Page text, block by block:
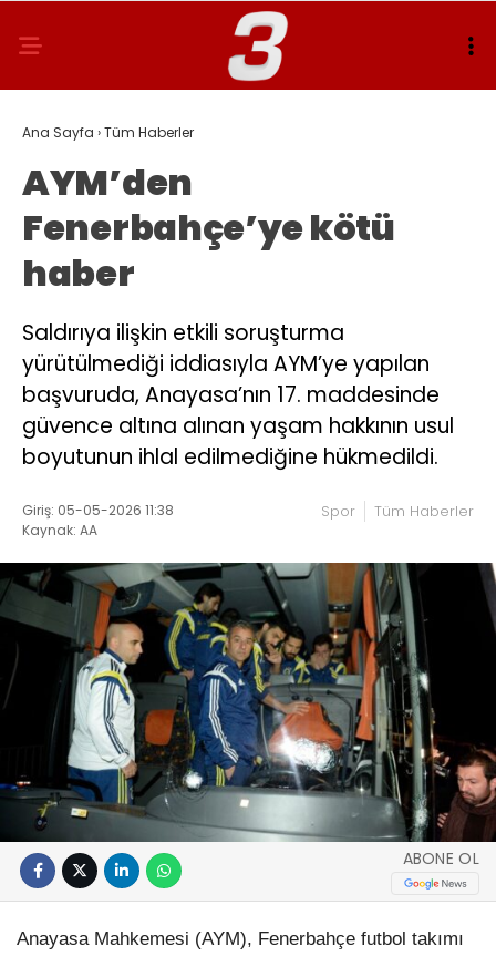
Ana Sayfa ›Tüm Haberler
AYM’den
Fenerbahçe’ye kötü
haber
Saldırıya ilişkin etkili soruşturma
yürütülmediği iddiasıyla AYM’ye yapılan
başvuruda, Anayasa’nın 17. maddesinde
güvence altına alınan yaşam hakkının usul
boyutunun ihlal edilmediğine hükmedildi.
Giriş: 05-05-2026 11:38
Kaynak: AA
Spor Tüm Haberler
ABONE OL
Anayasa Mahkemesi (AYM), Fenerbahçe futbol takımı